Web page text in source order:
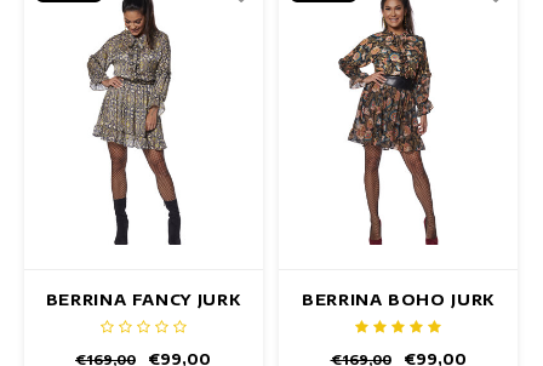
BERRINA FANCY JURK
€169,00 €99,00
BERRINA BOHO JURK
€169,00 €99,00